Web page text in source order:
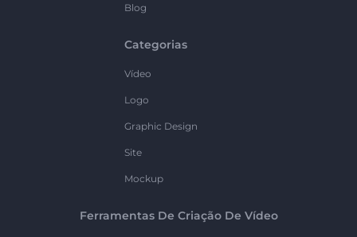
Blog
Categorias
Vídeo
Logo
Graphic Design
Site
Mockup
Ferramentas De Criação De Vídeo